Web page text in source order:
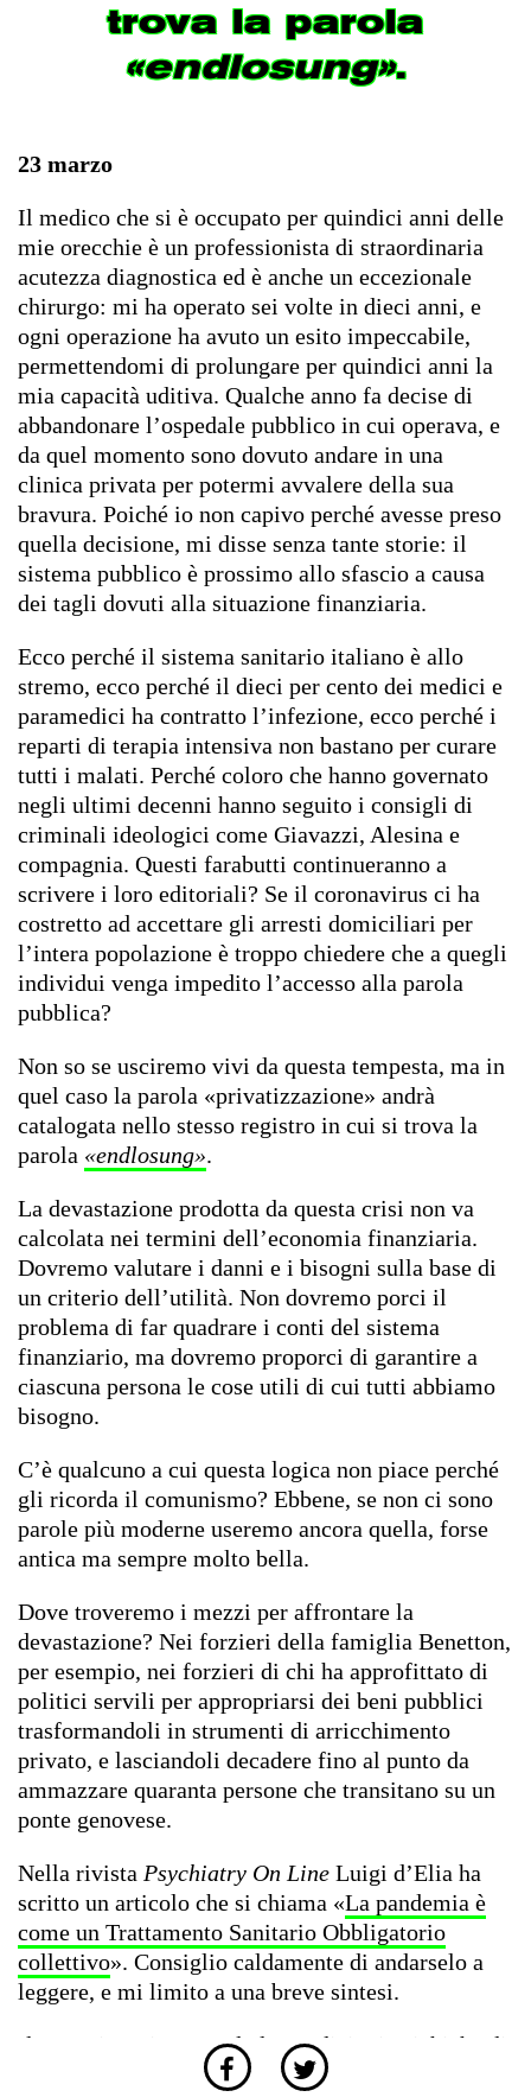
trova la parola
«endlosung».
23 marzo
Il medico che si è occupato per quindici anni delle
mie orecchie è un professionista di straordinaria
acutezza diagnostica ed è anche un eccezionale
chirurgo: mi ha operato sei volte in dieci anni, e
ogni operazione ha avuto un esito impeccabile,
permettendomi di prolungare per quindici anni la
mia capacità uditiva. Qualche anno fa decise di
abbandonare l’ospedale pubblico in cui operava, e
da quel momento sono dovuto andare in una
clinica privata per potermi avvalere della sua
bravura. Poiché io non capivo perché avesse preso
quella decisione, mi disse senza tante storie: il
sistema pubblico è prossimo allo sfascio a causa
dei tagli dovuti alla situazione finanziaria.
Ecco perché il sistema sanitario italiano è allo
stremo, ecco perché il dieci per cento dei medici e
paramedici ha contratto l’infezione, ecco perché i
reparti di terapia intensiva non bastano per curare
tutti i malati. Perché coloro che hanno governato
negli ultimi decenni hanno seguito i consigli di
criminali ideologici come Giavazzi, Alesina e
compagnia. Questi farabutti continueranno a
scrivere i loro editoriali? Se il coronavirus ci ha
costretto ad accettare gli arresti domiciliari per
l’intera popolazione è troppo chiedere che a quegli
individui venga impedito l’accesso alla parola
pubblica?
Non so se usciremo vivi da questa tempesta, ma in
quel caso la parola «privatizzazione» andrà
catalogata nello stesso registro in cui si trova la
parola «endlosung».
La devastazione prodotta da questa crisi non va
calcolata nei termini dell’economia finanziaria.
Dovremo valutare i danni e i bisogni sulla base di
un criterio dell’utilità. Non dovremo porci il
problema di far quadrare i conti del sistema
finanziario, ma dovremo proporci di garantire a
ciascuna persona le cose utili di cui tutti abbiamo
bisogno.
C’è qualcuno a cui questa logica non piace perché
gli ricorda il comunismo? Ebbene, se non ci sono
parole più moderne useremo ancora quella, forse
antica ma sempre molto bella.
Dove troveremo i mezzi per affrontare la
devastazione? Nei forzieri della famiglia Benetton,
per esempio, nei forzieri di chi ha approfittato di
politici servili per appropriarsi dei beni pubblici
trasformandoli in strumenti di arricchimento
privato, e lasciandoli decadere fino al punto da
ammazzare quaranta persone che transitano su un
ponte genovese.
Nella rivista Psychiatry On Line Luigi d’Elia ha
scritto un articolo che si chiama «La pandemia è
come un Trattamento Sanitario Obbligatorio
collettivo». Consiglio caldamente di andarselo a
leggere, e mi limito a una breve sintesi.
Il TSO si pratica quando le condizioni psichiche di
una persona la rendono pericolosa per sé o per gli